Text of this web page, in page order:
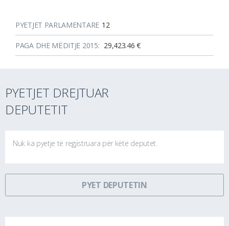
PYETJET PARLAMENTARE 12
PAGA DHE MËDITJE 2015: 29,423.46 €
PYETJET DREJTUAR
DEPUTETIT
Nuk ka pyetje të regjistruara për këtë deputet.
PYET DEPUTETIN